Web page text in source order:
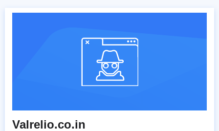
Valrelio.co.in